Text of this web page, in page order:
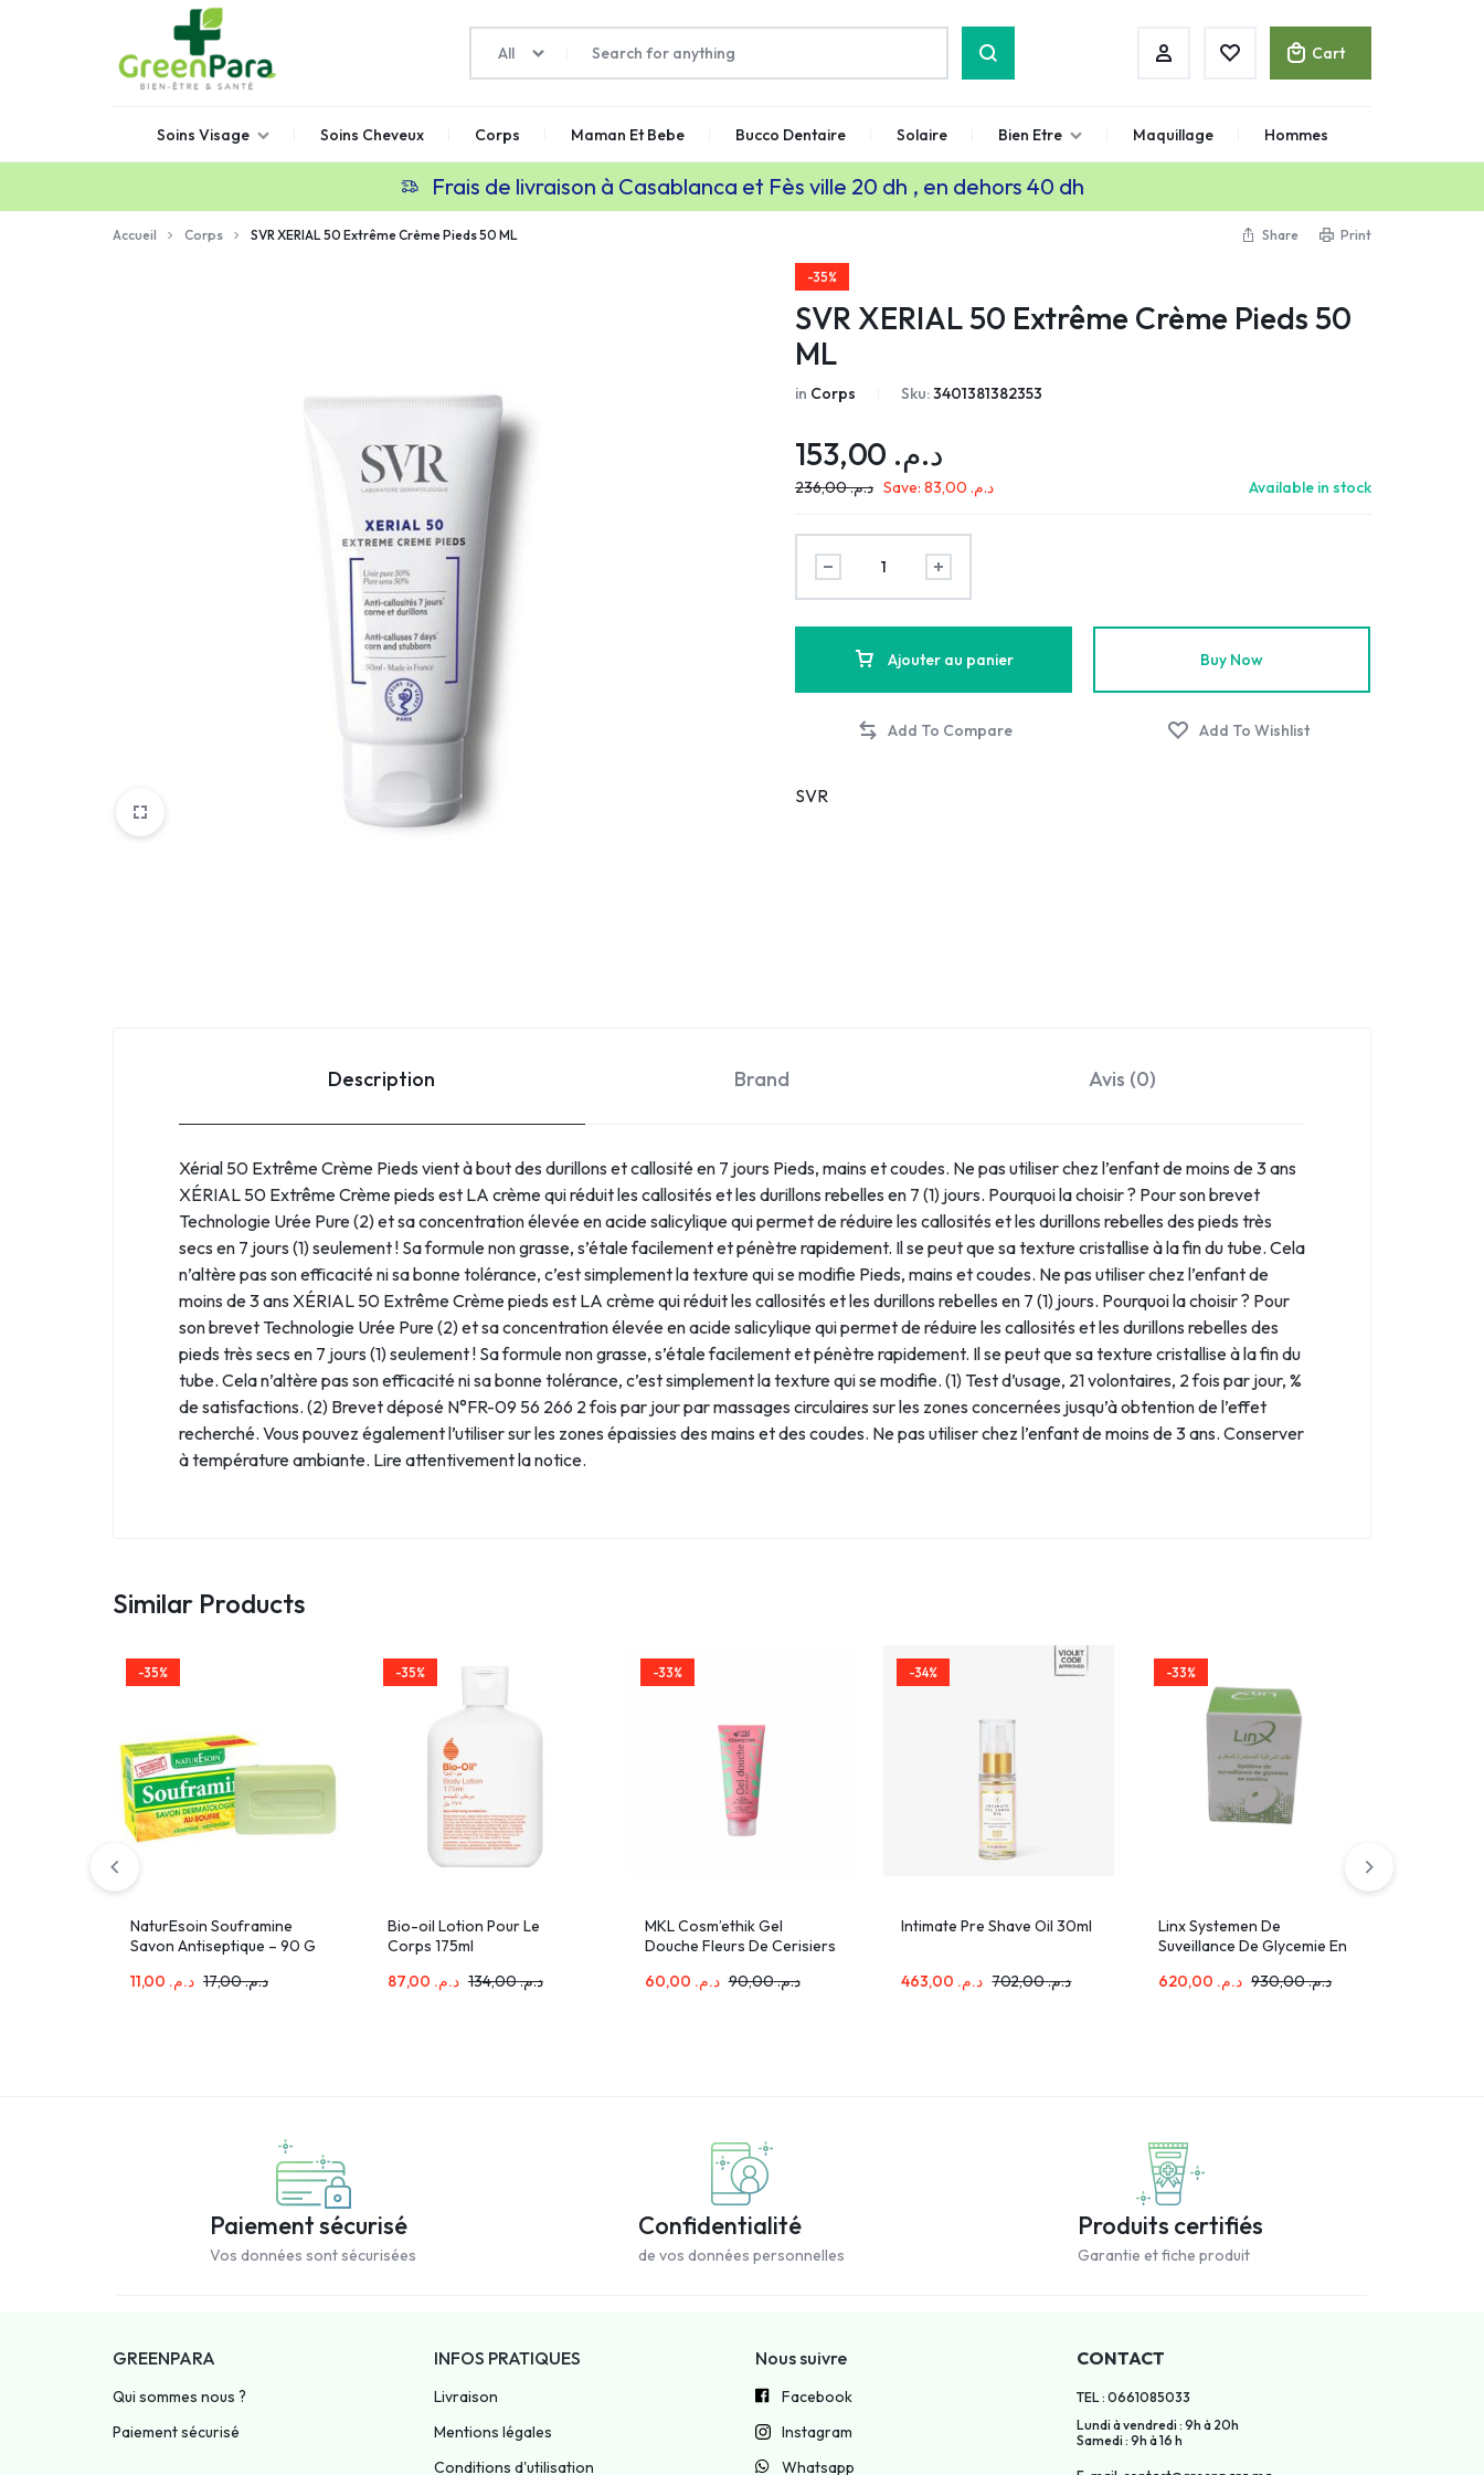
GREENPARA
Parapharmacie
Maroc
All Cart
Soins Visage Soins Cheveux Corps Maman Et Bebe Bucco Dentaire Solaire Bien Etre Maquillage Hommes
Frais de livraison à Casablanca et Fès ville 20 dh , en dehors 40 dh
Accueil Corps SVR XERIAL 50 Extrême Crème Pieds 50 ML Share Print
-35%
SVR XERIAL 50 Extrême Crème Pieds 50
ML
in Corps Sku:3401381382353
د.م.
د.م.236,00 Save: د.م.83,00 Available in stock
Ajouter au panier Buy Now
SVR
Description Brand Avis (0)
Xérial 50 Extrême Crème Pieds vient à bout des durillons et callosité en 7 jours Pieds, mains et coudes. Ne pas utiliser chez l’enfant de moins de 3 ans
XÉRIAL 50 Extrême Crème pieds est LA crème qui réduit les callosités et les durillons rebelles en 7 (1) jours. Pourquoi la choisir ? Pour son brevet
Technologie Urée Pure (2) et sa concentration élevée en acide salicylique qui permet de réduire les callosités et les durillons rebelles des pieds très
secs en 7 jours (1) seulement ! Sa formule non grasse, s’étale facilement et pénètre rapidement. Il se peut que sa texture cristallise à la fin du tube. Cela
n’altère pas son efficacité ni sa bonne tolérance, c’est simplement la texture qui se modifie Pieds, mains et coudes. Ne pas utiliser chez l’enfant de
moins de 3 ans XÉRIAL 50 Extrême Crème pieds est LA crème qui réduit les callosités et les durillons rebelles en 7 (1) jours. Pourquoi la choisir ? Pour
son brevet Technologie Urée Pure (2) et sa concentration élevée en acide salicylique qui permet de réduire les callosités et les durillons rebelles des
pieds très secs en 7 jours (1) seulement ! Sa formule non grasse, s’étale facilement et pénètre rapidement. Il se peut que sa texture cristallise à la fin du
tube. Cela n’altère pas son efficacité ni sa bonne tolérance, c’est simplement la texture qui se modifie. (1) Test d’usage, 21 volontaires, 2 fois par jour, %
de satisfactions. (2) Brevet déposé N°FR-09 56 266 2 fois par jour par massages circulaires sur les zones concernées jusqu’à obtention de l’effet
recherché. Vous pouvez également l’utiliser sur les zones épaissies des mains et des coudes. Ne pas utiliser chez l’enfant de moins de 3 ans. Conserver
à température ambiante. Lire attentivement la notice.
Similar Products
-35%
NaturEsoin Souframine
Savon Antiseptique – 90 G
د.م.
د.م.17,00
-35%
Bio-oil Lotion Pour Le
Corps 175ml
د.م.
د.م.134,00
-33%
MKL Cosm’ethik Gel
Douche Fleurs De Cerisiers
د.م. د.م.90,00
-34%
Intimate Pre Shave Oil 30ml
د.م. د.م.702,00
-33%
Linx Systemen De
Suveillance De Glycemie En
د.م. د.م.930,00
Paiement sécurisé
Vos données sont sécurisées
Confidentialité
de vos données personnelles
Produits certifiés
Garantie et fiche produit
GREENPARA
Qui sommes nous ?
Paiement sécurisé
INFOS PRATIQUES
Livraison
Mentions légales
Conditions d'utilisation
Nous suivre
Facebook
Instagram
Whatsapp
CONTACT
TEL : 0661085033
Lundi à vendredi : 9h à 20h
Samedi : 9h à 16 h